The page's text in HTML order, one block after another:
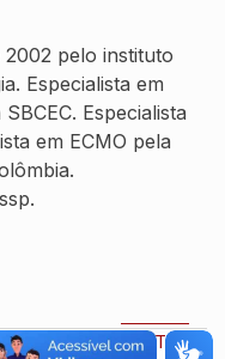
2002 pelo instituto
Especialista em
Especialista
em ECMO pela
VOLTAR